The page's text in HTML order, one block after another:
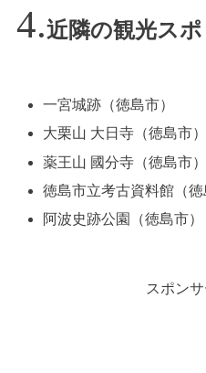
近隣の観光スポ
一宮城跡（徳島市）
大栗山 大日寺（徳島
薬王山 國分寺（徳島
徳島市立考古資料館（徳
阿波史跡公園（徳島市）
スポン